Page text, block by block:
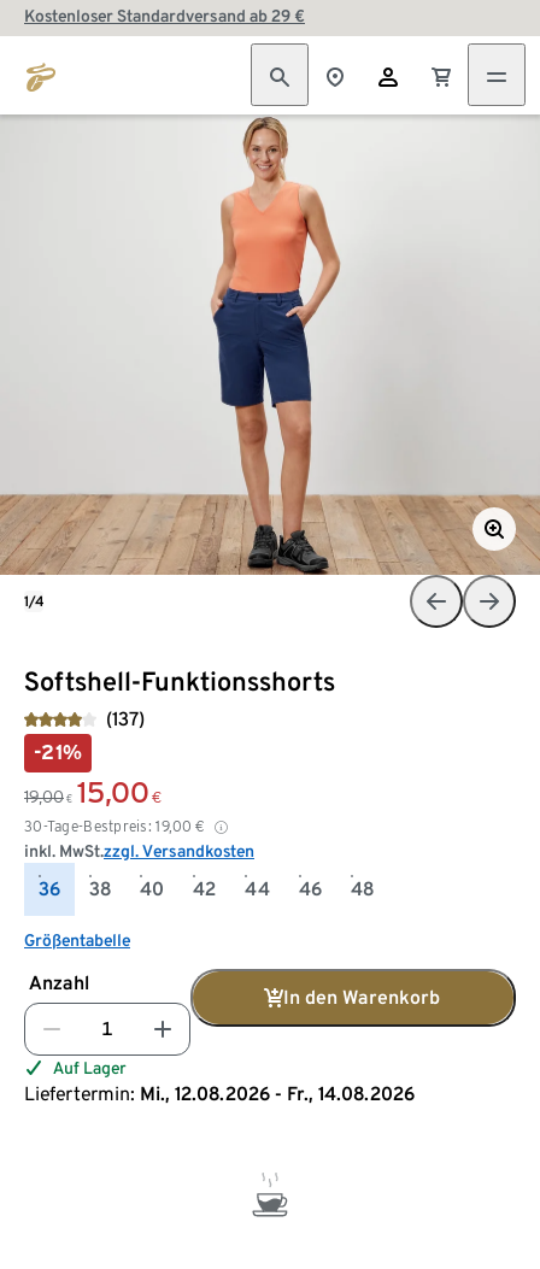
Kostenloser Standardversand ab 29 €
Softshell-Funktionsshorts
(137)
-21%
19,00 € 15,00 €
30-Tage-Bestpreis: 19,00 €
inkl. MwSt.zzgl. Versandkosten
36 38 40 42 44 46 48
Größentabelle
Anzahl
In den Warenkorb
Auf Lager
Liefertermin: Mi., 12.08.2026 - Fr., 14.08.2026
1/4